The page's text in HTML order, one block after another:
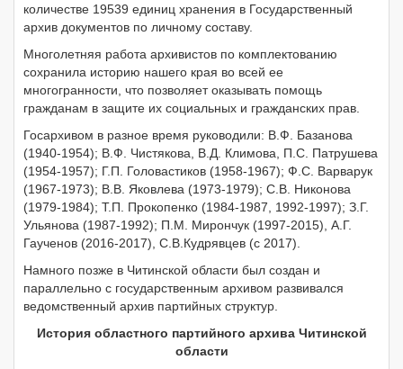
количестве 19539 единиц хранения в Государственный
архив документов по личному составу.
Многолетняя работа архивистов по комплектованию
сохранила историю нашего края во всей ее
многогранности, что позволяет оказывать помощь
гражданам в защите их социальных и гражданских прав.
Госархивом в разное время руководили: В.Ф. Базанова
(1940-1954); В.Ф. Чистякова, В.Д. Климова, П.С. Патрушева
(1954-1957); Г.П. Головастиков (1958-1967); Ф.С. Варварук
(1967-1973); В.В. Яковлева (1973-1979); С.В. Никонова
(1979-1984); Т.П. Прокопенко (1984-1987, 1992-1997); З.Г.
Ульянова (1987-1992); П.М. Мирончук (1997-2015), А.Г.
Гаученов (2016-2017), С.В.Кудрявцев (с 2017).
Намного позже в Читинской области был создан и
параллельно с государственным архивом развивался
ведомственный архив партийных структур.
История областного партийного архива Читинской
области